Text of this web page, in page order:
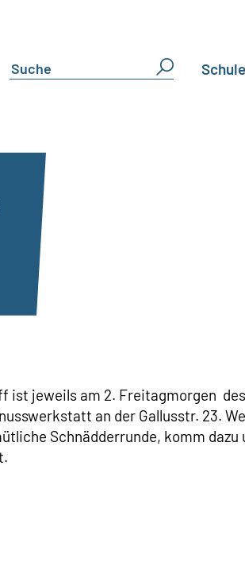
Schule
ist jeweils am 2. Freitagmorgen
an der Gallusstr. 23.
Schnädderrunde, komm dazu